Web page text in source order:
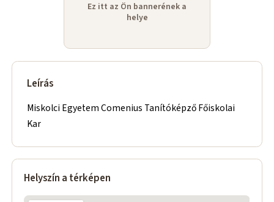
Ez itt az Ön bannerének a
helye
Leírás
Miskolci Egyetem Comenius Tanítóképző Főiskolai
Kar
Helyszín a térképen